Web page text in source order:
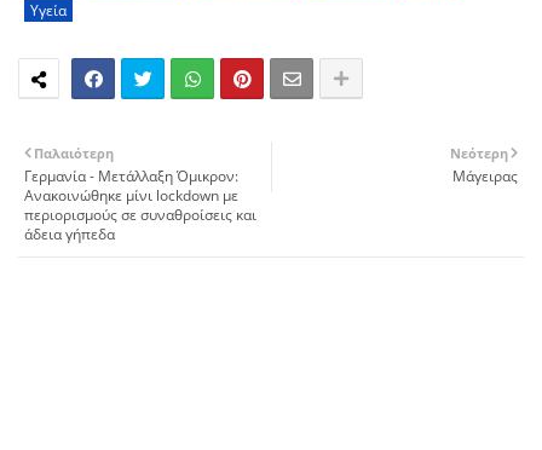
Υγεία
Νεότερη
Μάγειρας
Παλαιότερη
Γερμανία - Mετάλλαξη Όμικρον:
Ανακοινώθηκε μίνι lockdown με
περιορισμούς σε συναθροίσεις και
άδεια γήπεδα